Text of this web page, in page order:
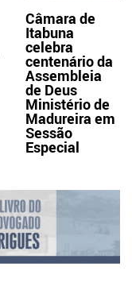
Câmara de
Itabuna
celebra
centenário da
Assembleia
de Deus
Ministério de
Madureira em
Sessão
Especial